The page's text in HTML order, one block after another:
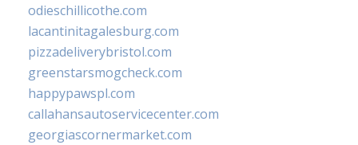
odieschillicothe.com
lacantinitagalesburg.com
pizzadeliverybristol.com
greenstarsmogcheck.com
happypawspl.com
callahansautoservicecenter.com
georgiascornermarket.com